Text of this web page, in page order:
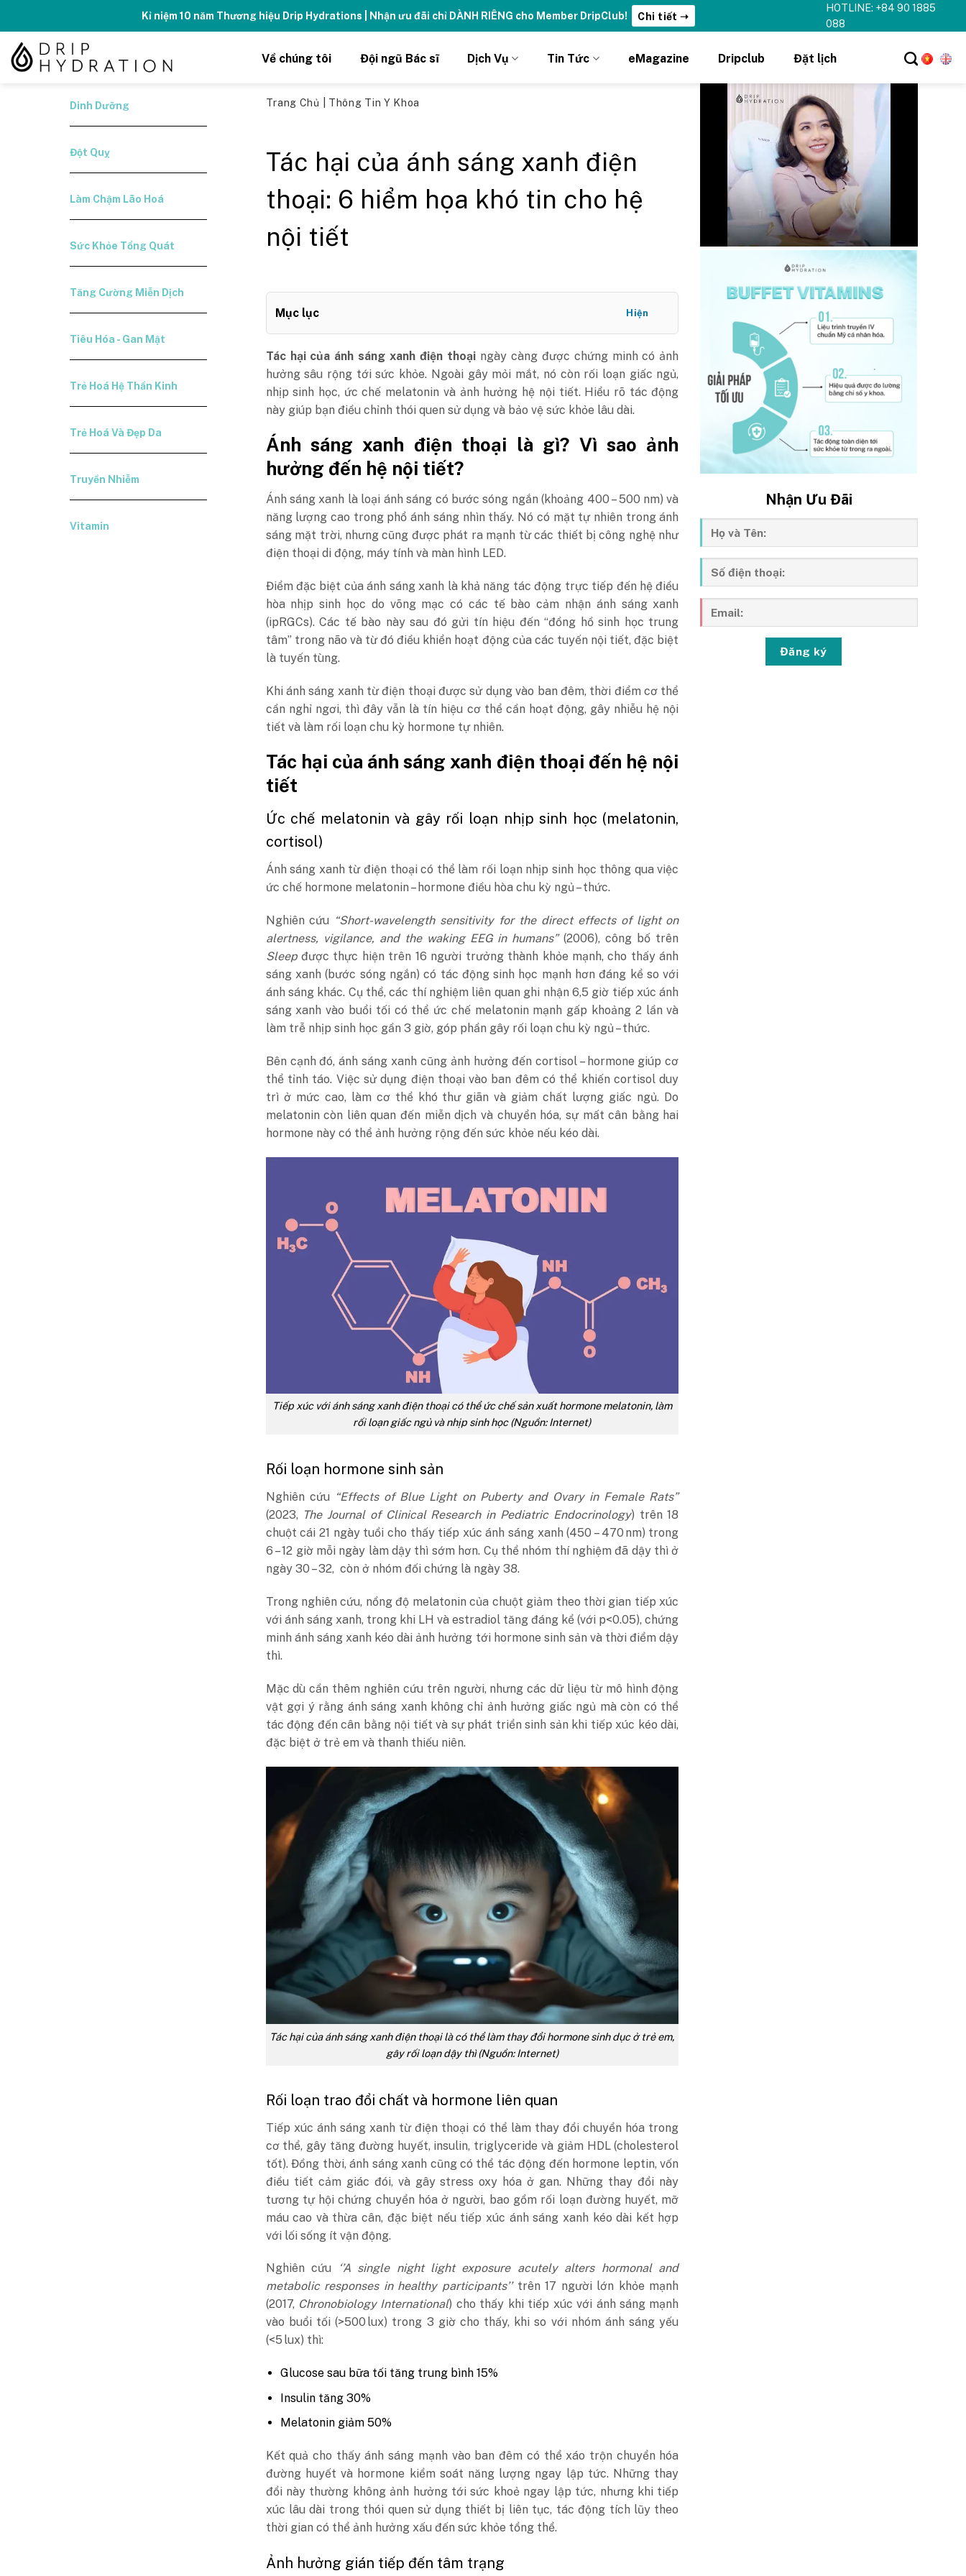
content
Kỉ niệm 10 năm Thương hiệu Drip Hydrations | Nhận ưu đãi chỉ DÀNH RIÊNG cho Member DripClub! Chi tiết ➝
HOTLINE: +84 90 1885
088
Về chúng tôi Đội ngũ Bác sĩ Dịch Vụ Tin Tức eMagazine Dripclub Đặt lịch
Dinh Dưỡng
Đột Quỵ
Làm Chậm Lão Hoá
Sức Khỏe Tổng Quát
Tăng Cường Miễn Dịch
Tiêu Hóa - Gan Mật
Trẻ Hoá Hệ Thần Kinh
Trẻ Hoá Và Đẹp Da
Truyền Nhiễm
Vitamin
Trang Chủ Thông Tin Y Khoa
Tác hại của ánh sáng xanh điện
thoại: 6 hiểm họa khó tin cho hệ
nội tiết
Mục lục Hiện
Tác hại của ánh sáng xanh điện thoại ngày càng được chứng minh có ảnh
hưởng sâu rộng tới sức khỏe. Ngoài gây mỏi mắt, nó còn rối loạn giấc ngủ,
nhịp sinh học, ức chế melatonin và ảnh hưởng hệ nội tiết. Hiểu rõ tác động
này giúp bạn điều chỉnh thói quen sử dụng và bảo vệ sức khỏe lâu dài.
Ánh sáng xanh điện thoại là gì? Vì sao ảnh
hưởng đến hệ nội tiết?
Ánh sáng xanh là loại ánh sáng có bước sóng ngắn (khoảng 400 – 500 nm) và
năng lượng cao trong phổ ánh sáng nhìn thấy. Nó có mặt tự nhiên trong ánh
sáng mặt trời, nhưng cũng được phát ra mạnh từ các thiết bị công nghệ như
điện thoại di động, máy tính và màn hình LED.
Điểm đặc biệt của ánh sáng xanh là khả năng tác động trực tiếp đến hệ điều
hòa nhịp sinh học do võng mạc có các tế bào cảm nhận ánh sáng xanh
(ipRGCs). Các tế bào này sau đó gửi tín hiệu đến “đồng hồ sinh học trung
tâm” trong não và từ đó điều khiển hoạt động của các tuyến nội tiết, đặc biệt
là tuyến tùng.
Khi ánh sáng xanh từ điện thoại được sử dụng vào ban đêm, thời điểm cơ thể
cần nghỉ ngơi, thì đây vẫn là tín hiệu cơ thể cần hoạt động, gây nhiễu hệ nội
tiết và làm rối loạn chu kỳ hormone tự nhiên.
Tác hại của ánh sáng xanh điện thoại đến hệ nội
tiết
Ức chế melatonin và gây rối loạn nhịp sinh học (melatonin,
cortisol)
Ánh sáng xanh từ điện thoại có thể làm rối loạn nhịp sinh học thông qua việc
ức chế hormone melatonin – hormone điều hòa chu kỳ ngủ – thức.
Nghiên cứu “Short-wavelength sensitivity for the direct effects of light on
alertness, vigilance, and the waking EEG in humans”(2006), công bố trên
Sleepđược thực hiện trên 16 người trưởng thành khỏe mạnh, cho thấy ánh
sáng xanh (bước sóng ngắn) có tác động sinh học mạnh hơn đáng kể so với
ánh sáng khác. Cụ thể, các thí nghiệm liên quan ghi nhận 6,5 giờ tiếp xúc ánh
sáng xanh vào buổi tối có thể ức chế melatonin mạnh gấp khoảng 2 lần và
làm trễ nhịp sinh học gần 3 giờ, góp phần gây rối loạn chu kỳ ngủ – thức.
Bên cạnh đó, ánh sáng xanh cũng ảnh hưởng đến cortisol – hormone giúp cơ
thể tỉnh táo. Việc sử dụng điện thoại vào ban đêm có thể khiến cortisol duy
trì ở mức cao, làm cơ thể khó thư giãn và giảm chất lượng giấc ngủ. Do
melatonin còn liên quan đến miễn dịch và chuyển hóa, sự mất cân bằng hai
hormone này có thể ảnh hưởng rộng đến sức khỏe nếu kéo dài.
Tiếp xúc với ánh sáng xanh điện thoại có thể ức chế sản xuất hormone melatonin, làm
rối loạn giấc ngủ và nhịp sinh học (Nguồn: Internet)
Rối loạn hormone sinh sản
Nghiên cứu “Effects of Blue Light on Puberty and Ovary in Female Rats”
(2023, The Journal of Clinical Research in Pediatric Endocrinology) trên 18
chuột cái 21 ngày tuổi cho thấy tiếp xúc ánh sáng xanh (450 – 470 nm) trong
6 – 12 giờ mỗi ngày làm dậy thì sớm hơn. Cụ thể nhóm thí nghiệm đã dậy thì ở
ngày 30 – 32, còn ở nhóm đối chứng là ngày 38.
Trong nghiên cứu, nồng độ melatonin của chuột giảm theo thời gian tiếp xúc
với ánh sáng xanh, trong khi LH và estradiol tăng đáng kể (với p<0.05), chứng
minh ánh sáng xanh kéo dài ảnh hưởng tới hormone sinh sản và thời điểm dậy
thì.
Mặc dù cần thêm nghiên cứu trên người, nhưng các dữ liệu từ mô hình động
vật gợi ý rằng ánh sáng xanh không chỉ ảnh hưởng giấc ngủ mà còn có thể
tác động đến cân bằng nội tiết và sự phát triển sinh sản khi tiếp xúc kéo dài,
đặc biệt ở trẻ em và thanh thiếu niên.
Tác hại của ánh sáng xanh điện thoại là có thể làm thay đổi hormone sinh dục ở trẻ em,
gây rối loạn dậy thì (Nguồn: Internet)
Rối loạn trao đổi chất và hormone liên quan
Tiếp xúc ánh sáng xanh từ điện thoại có thể làm thay đổi chuyển hóa trong
cơ thể, gây tăng đường huyết, insulin, triglyceride và giảm HDL (cholesterol
tốt). Đồng thời, ánh sáng xanh cũng có thể tác động đến hormone leptin, vốn
điều tiết cảm giác đói, và gây stress oxy hóa ở gan. Những thay đổi này
tương tự hội chứng chuyển hóa ở người, bao gồm rối loạn đường huyết, mỡ
máu cao và thừa cân, đặc biệt nếu tiếp xúc ánh sáng xanh kéo dài kết hợp
với lối sống ít vận động.
Nghiên cứu
‘’A single night light exposure acutely alters hormonal and
metabolic responses in healthy participants’’trên 17 người lớn khỏe mạnh
(2017, Chronobiology International) cho thấy khi tiếp xúc với ánh sáng mạnh
vào buổi tối (>500 lux) trong 3 giờ cho thấy, khi so với nhóm ánh sáng yếu
(<5 lux) thì:
Glucose sau bữa tối tăng trung bình 15%
Insulin tăng 30%
Melatonin giảm 50%
Kết quả cho thấy ánh sáng mạnh vào ban đêm có thể xáo trộn chuyển hóa
đường huyết và hormone kiểm soát năng lượng ngay lập tức. Những thay
đổi này thường không ảnh hưởng tới sức khoẻ ngay lập tức, nhưng khi tiếp
xúc lâu dài trong thói quen sử dụng thiết bị liên tục, tác động tích lũy theo
thời gian có thể ảnh hưởng xấu đến sức khỏe tổng thể.
Ảnh hưởng gián tiếp đến tâm trạng
Nhận Ưu Đãi
Đăng ký